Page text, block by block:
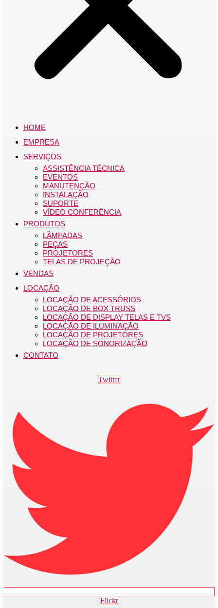
HOME
EMPRESA
SERVIÇOS
ASSISTÊNCIA TÉCNICA
EVENTOS
MANUTENÇÃO
INSTALAÇÃO
SUPORTE
VÍDEO CONFERÊNCIA
PRODUTOS
LÂMPADAS
PEÇAS
PROJETORES
TELAS DE PROJEÇÃO
VENDAS
LOCAÇÃO
LOCAÇÃO DE ACESSÓRIOS
LOCAÇÃO DE BOX TRUSS
LOCAÇÃO DE DISPLAY TELAS E TVS
LOCAÇÃO DE ILUMINAÇÃO
LOCAÇÃO DE PROJETORES
LOCAÇÃO DE SONORIZAÇÃO
CONTATO
Twitter
Flickr